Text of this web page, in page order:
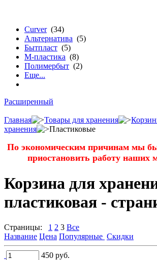
Curver (34)
Альтернатива (5)
Бытпласт (5)
М-пластика (8)
Полимербыт (2)
Еще...
Расширенный
Главная Товары для хранения
хранения
Пластиковые
По экономическим причинам мы
приостановить работу наших
Корзина для
пластиковая -
Страницы: 1 2 3 Все
Название Цена Популярные Скидки
450 руб.